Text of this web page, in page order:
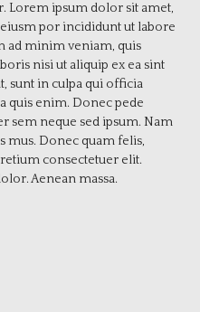
Lorem ipsum dolor sit amet,
por incididunt ut labore
ad minim veniam, quis
nisi ut aliquip ex ea sint
sunt in culpa qui officia
quis enim. Donec pede
sem neque sed ipsum. Nam
mus. Donec quam felis,
consectetuer elit.
Aenean massa.